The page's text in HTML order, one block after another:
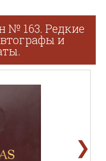
№ 163. Редкие
и
❯